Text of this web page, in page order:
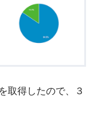
取得したので、３